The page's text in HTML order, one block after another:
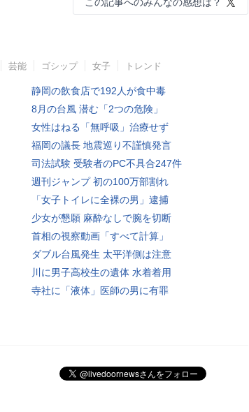
芸能 ゴシップ 女子 トレンド
静岡の飲食店で192人が食中毒
8月の台風 潜む「2つの危険」
女性はねる「無呼吸」治療せず
福岡の議長 地震巡り不謹慎発言
司法試験 受験者のPC不具合247件
週刊ジャンプ 初の100万部割れ
「女子トイレに全裸の男」逮捕
少女が懇願 麻酔なしで腕を切断
首相の視察動画「すべて計算」
ダブル台風発生 太平洋側は注意
川に男子高校生の遺体 水着着用
寺社に「液体」医師の男に有罪